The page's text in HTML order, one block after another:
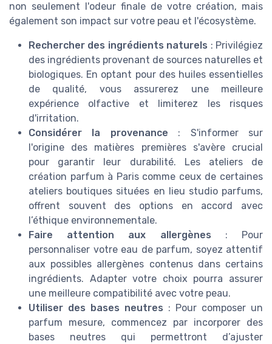
non seulement l'odeur finale de votre création, mais
également son impact sur votre peau et l'écosystème.
Rechercher des ingrédients naturels : Privilégiez
des ingrédients provenant de sources naturelles et
biologiques. En optant pour des huiles essentielles
de qualité, vous assurerez une meilleure
expérience olfactive et limiterez les risques
d'irritation.
Considérer la provenance : S'informer sur
l'origine des matières premières s'avère crucial
pour garantir leur durabilité. Les ateliers de
création parfum à Paris comme ceux de certaines
ateliers boutiques situées en lieu studio parfums,
offrent souvent des options en accord avec
l’éthique environnementale.
Faire attention aux allergènes : Pour
personnaliser votre eau de parfum, soyez attentif
aux possibles allergènes contenus dans certains
ingrédients. Adapter votre choix pourra assurer
une meilleure compatibilité avec votre peau.
Utiliser des bases neutres : Pour composer un
parfum mesure, commencez par incorporer des
bases neutres qui permettront d’ajuster